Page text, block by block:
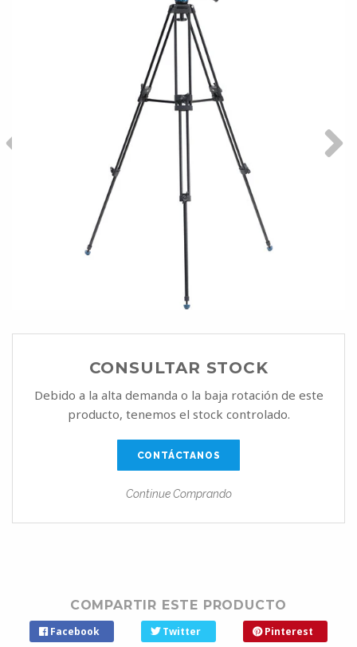
CONSULTAR STOCK
Debido a la alta demanda o la baja rotación de este
producto, tenemos el stock controlado.
CONTÁCTANOS
Continue Comprando
COMPARTIR ESTE PRODUCTO
Facebook Twitter Pinterest